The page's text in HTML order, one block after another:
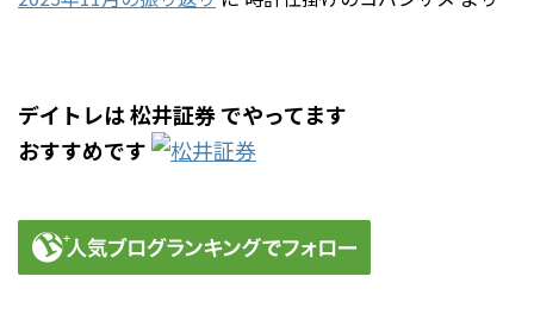
デイトレは 松井証券 でやってます
おすすめです